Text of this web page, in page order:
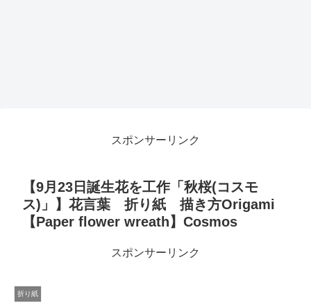
スポンサーリンク
【9月23日誕生花を工作「秋桜(コスモ
ス)」】花言葉 折り紙 描き方Origami
【Paper flower wreath】Cosmos
スポンサーリンク
折り紙